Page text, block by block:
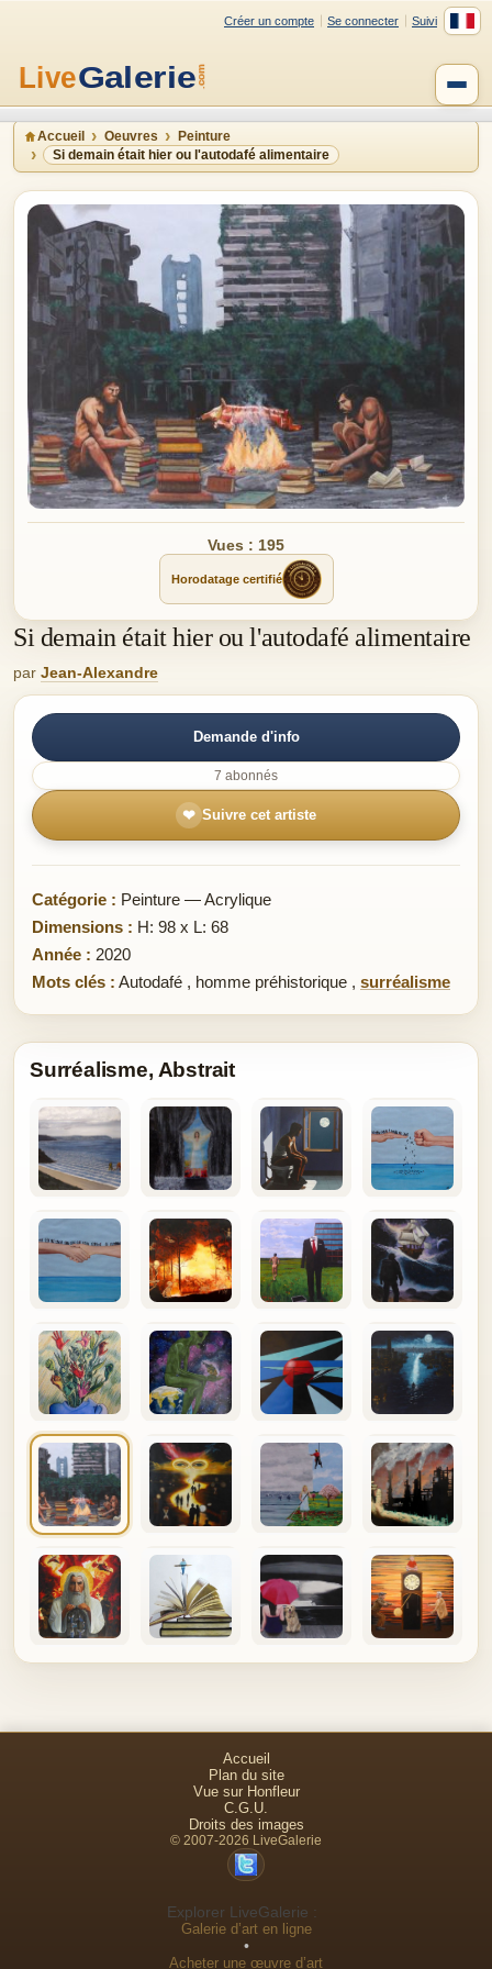
Créer un compte Se connecter Suivi
Accueil Oeuvres
Peinture
Si demain était hier ou l'autodafé alimentaire
Vues : 195
Horodatage certifié
Si demain était hier ou l'autodafé alimentaire
par Jean-Alexandre
Demande d'info
7 abonnés
❤ Suivre cet artiste
Catégorie : Peinture — Acrylique
Dimensions : H: 98 x L: 68
Année : 2020
Mots clés : Autodafé , homme préhistorique , surréalisme
Surréalisme, Abstrait
Accueil
Plan du site
Vue sur Honfleur
C.G.U.
Droits des images
© 2007-2026 LiveGalerie
Explorer LiveGalerie :
Galerie d’art en ligne
•
Acheter une œuvre d’art